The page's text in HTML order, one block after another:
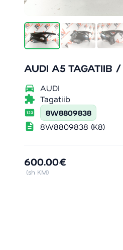
AUDI A5 TAGATIIB /
directions_car AUDI
extension Tagatiib
pin 8W8809838
description 8W8809838 (K8)
600.00€
(sh KM)